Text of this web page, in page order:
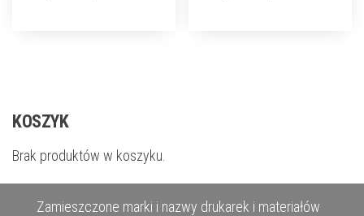
KOSZYK
Brak produktów w koszyku.
Zamieszczone marki i nazwy drukarek i materiałów